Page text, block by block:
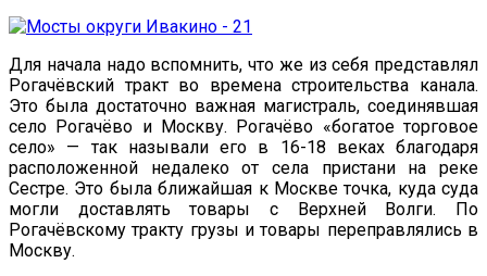
Для начала надо вспомнить, что же из себя представлял
Рогачёвский тракт во времена строительства канала.
Это была достаточно важная магистраль, соединявшая
село Рогачёво и Москву. Рогачёво «богатое торговое
село» — так называли его в 16-18 веках благодаря
расположенной недалеко от села пристани на реке
Сестре. Это была ближайшая к Москве точка, куда суда
могли доставлять товары с Верхней Волги. По
Рогачёвскому тракту грузы и товары переправлялись в
Москву.